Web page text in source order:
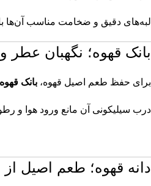
لبه‌های دقیق و ضخامت مناسب آن‌ها
بانک قهوه؛ نگهبان عطر
برای حفظ طعم اصیل قهوه، بانک
درب سیلیکونی آن مانع ورود هوا و
دانه قهوه؛ طعم اصیل از